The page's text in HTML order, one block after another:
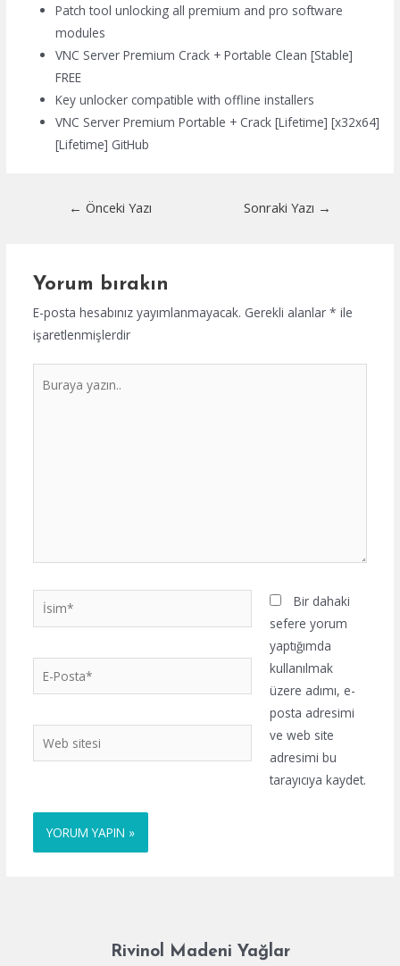
Patch tool unlocking all premium and pro software
modules
VNC Server Premium Crack + Portable Clean [Stable]
FREE
Key unlocker compatible with offline installers
VNC Server Premium Portable + Crack [Lifetime] [x32x64]
[Lifetime] GitHub
← Önceki Yazı Sonraki Yazı →
Yorum bırakın
E-posta hesabınız yayımlanmayacak. Gerekli alanlar * ile
işaretlenmişlerdir
İsim*
Posta*
Web
sitesi
Bir dahaki
sefere yorum
yaptığımda
kullanılmak
üzere adımı, e-
posta adresimi
ve web site
adresimi bu
tarayıcıya kaydet.
Rivinol Madeni Yağlar